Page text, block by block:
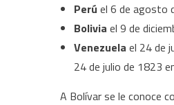
Perú el 6 de agosto
Bolivia el 9 de
Venezuela el 24 de
24 de julio de 1823
A Bolívar se le conoce